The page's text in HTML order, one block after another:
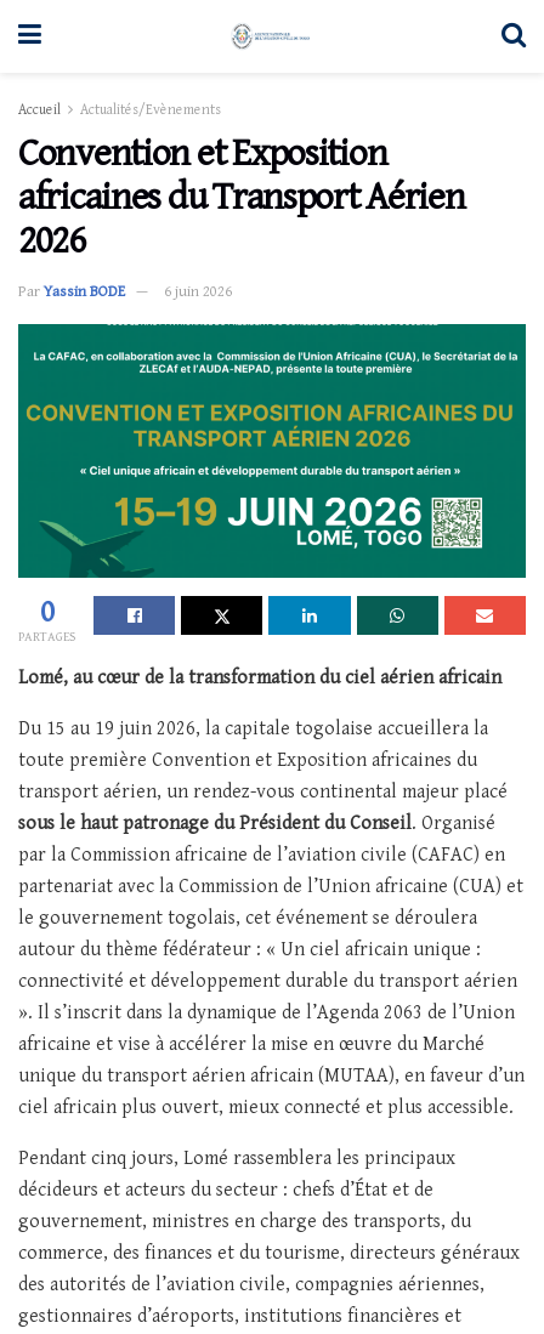
Accueil Actualités/Evènements
Convention et Exposition
africaines du Transport Aérien
2026
Par Yassin BODE 6 juin 2026
0
PARTAGES
Lomé, au cœur de la transformation du ciel aérien africain
Du 15 au 19 juin 2026, la capitale togolaise accueillera la
toute première Convention et Exposition africaines du
transport aérien, un rendez-vous continental majeur placé
sous le haut patronage du Président du Conseil. Organisé
par la Commission africaine de l’aviation civile (CAFAC) en
partenariat avec la Commission de l’Union africaine (CUA) et
le gouvernement togolais, cet événement se déroulera
autour du thème fédérateur : « Un ciel africain unique :
connectivité et développement durable du transport aérien
». Il s’inscrit dans la dynamique de l’Agenda 2063 de l’Union
africaine et vise à accélérer la mise en œuvre du Marché
unique du transport aérien africain (MUTAA), en faveur d’un
ciel africain plus ouvert, mieux connecté et plus accessible.
Pendant cinq jours, Lomé rassemblera les principaux
décideurs et acteurs du secteur : chefs d’État et de
gouvernement, ministres en charge des transports, du
commerce, des finances et du tourisme, directeurs généraux
des autorités de l’aviation civile, compagnies aériennes,
gestionnaires d’aéroports, institutions financières et